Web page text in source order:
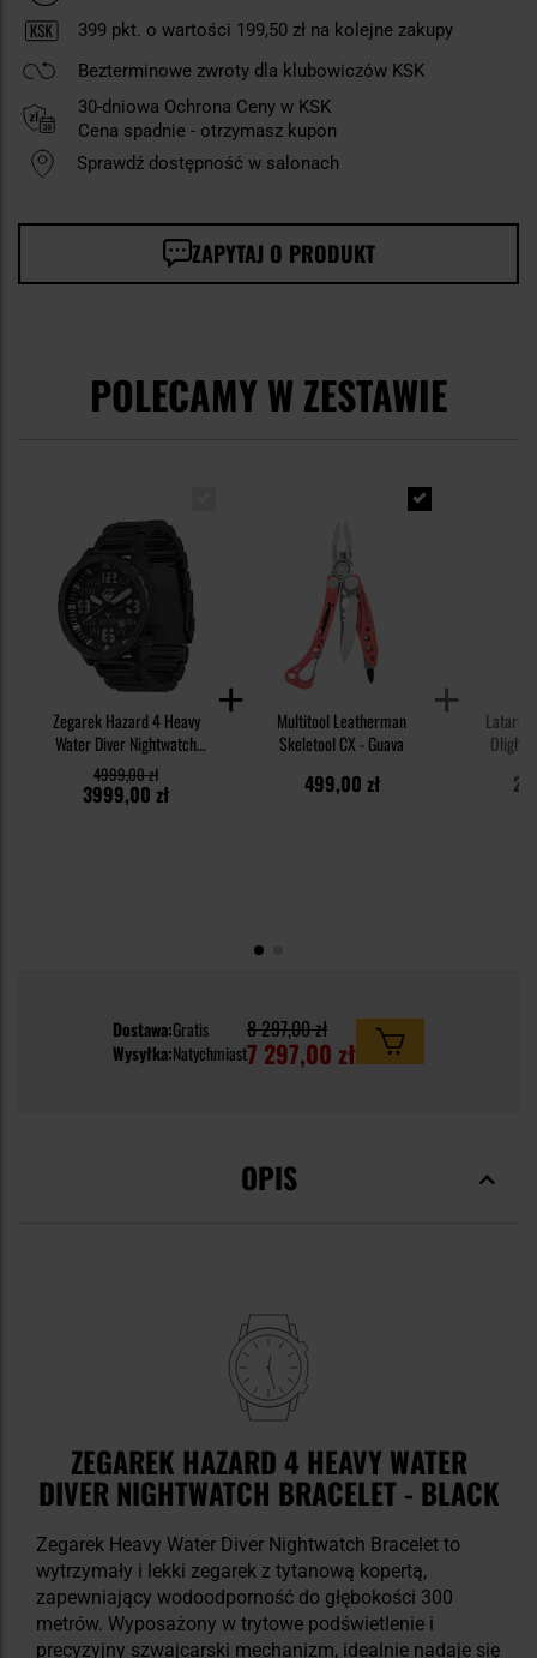
399 pkt. o wartości 199,50 zł na kolejne zakupy
Bezterminowe zwroty dla klubowiczów KSK
30-dniowa Ochrona Ceny w KSK
Cena spadnie - otrzymasz kupon
Sprawdź dostępność w salonach
ZAPYTAJ O PRODUKT
POLECAMY W ZESTAWIE
Zegarek Hazard 4 Heavy
Water Diver Nightwatch
Bracelet - Black
3999,00 zł
4999,00 zł
Multitool Leatherman
Skeletool CX - Guava
499,00 zł
Olight
2
Dostawa:Gratis
Wysyłka:Natychmiast
8 297,00 zł
7 297,00 zł
OPIS
ZEGAREK HAZARD 4 HEAVY WATER
DIVER NIGHTWATCH BRACELET - BLACK
Zegarek Heavy Water Diver Nightwatch Bracelet to
wytrzymały i lekki zegarek z tytanową kopertą,
zapewniający wodoodporność do głębokości 300
metrów. Wyposażony w trytowe podświetlenie i
precyzyjny szwajcarski mechanizm, idealnie nadaje się